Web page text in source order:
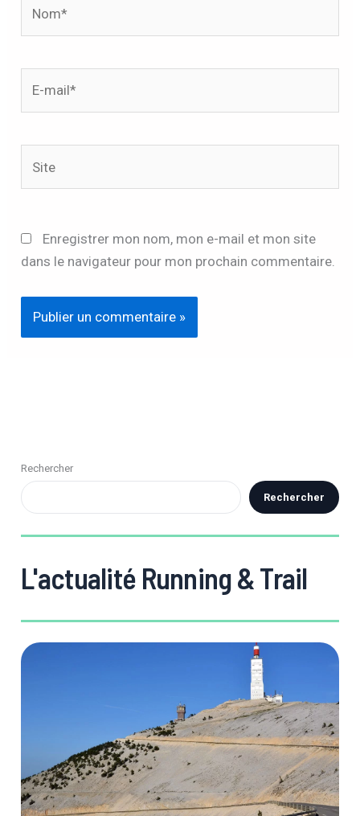
Enregistrer mon nom, mon e-mail et mon site
dans le navigateur pour mon prochain commentaire.
Rechercher
Rechercher
L'actualité Running & Trail